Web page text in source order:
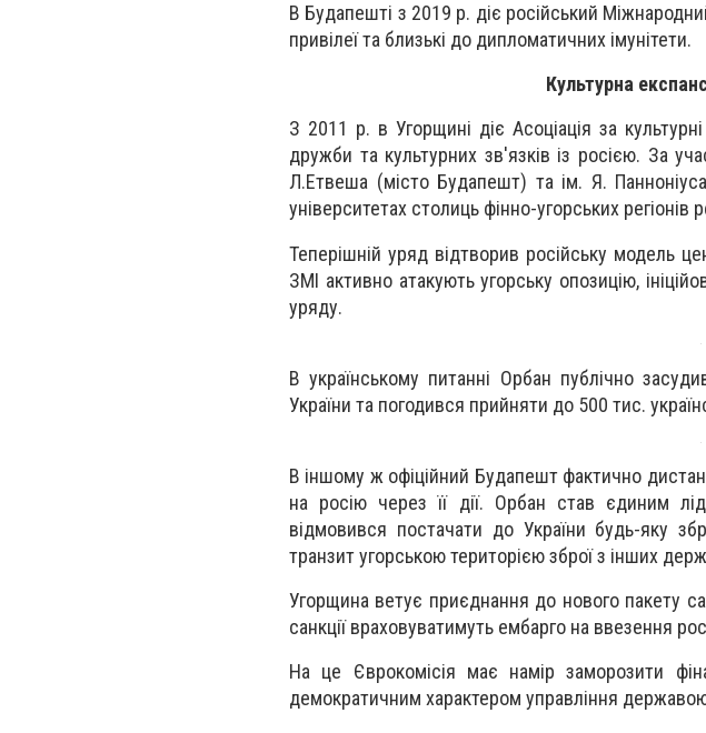
В Будапешті з 2019 р. діє російський
привілеї та близькі до дипломатичних імунітети.
Культурна
З 2011 р. в Угорщині діє Асоціація за
дружби та культурних зв'язків із росією. За
Л.Етвеша (місто Будапешт) та ім. Я.
університетах столиць фінно-угорських регіонів
Теперішній уряд відтворив російську модель
ЗМІ активно атакують угорську опозицію,
уряду.
В українському питанні Орбан публічно
України та погодився прийняти до 500 тис.
В іншому ж офіційний Будапешт фактично
на росію через її дії. Орбан став єдиним
відмовився постачати до України будь-яку
транзит угорською територією зброї з інших
Угорщина ветує приєднання до нового пакету
санкції враховуватимуть ембарго на ввезення
На це Єврокомісія має намір заморозити
демократичним характером управління